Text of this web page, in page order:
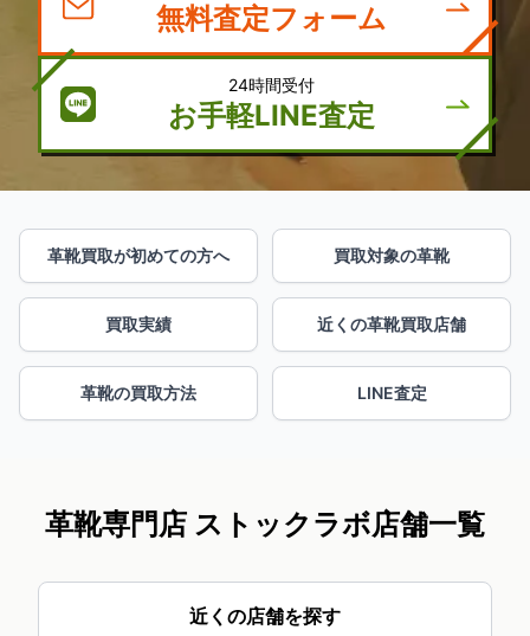
無料査定フォーム
24時間受付
お手軽LINE査定
革靴買取が初めての方へ 買取対象の革靴
買取実績 近くの革靴買取店舗
革靴の買取方法 LINE査定
革靴専門店 ストックラボ店舗一覧
近くの店舗を探す